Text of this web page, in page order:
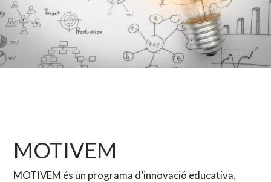
MOTIVEM
MOTIVEM és un programa d’innovació educativa,